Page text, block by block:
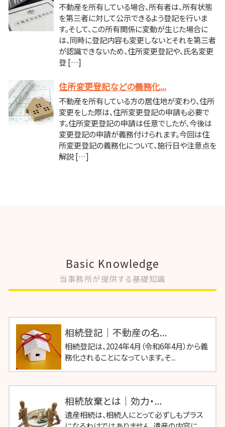
不動産を所有している場合、所有者は、所有状態
を第三者に対して公示できるよう登記を行いま
す。そして、この所有関係に変動が生じた場合に
は、同時に登記内容も変更しないとそれを第三者
が認識できないため、住所変更登記や、氏名変更
登 […]
住所変更登記などの義務化...
不動産を所有している方の居住地が変わり、住所
変更をした際は、住所変更登記の申請も必要で
す。住所変更登記の申請は任意でしたが、今後は
変更登記の申請が義務付けられます。今回は住
所変更登記の義務化について、施行日や注意点を
解説 […]
Basic Knowledge
当事務所が提供する基礎知識
相続登記｜不動産の名...
相続登記は、2024年4月（令和6年4月）から義
務化されることになっています。そ...
相続放棄とは｜効力・...
遺産相続は、相続人にとって必ずしもプラス